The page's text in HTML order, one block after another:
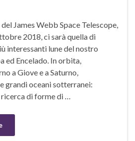
James Webb Space Telescope,
2018, ci sarà quella di
interessanti lune del nostro
ed Encelado. In orbita,
a Giove e a Saturno,
grandi oceani sotterranei:
di forme di …